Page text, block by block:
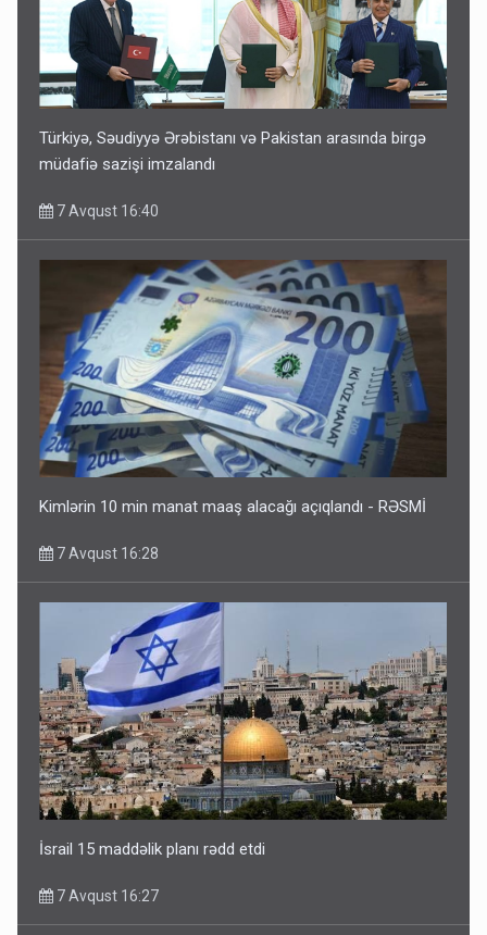
Türkiyə, Səudiyyə Ərəbistanı və Pakistan arasında birgə
müdafiə sazişi imzalandı
7 Avqust 16:40
Kimlərin 10 min manat maaş alacağı açıqlandı - RƏSMİ
7 Avqust 16:28
İsrail 15 maddəlik planı rədd etdi
7 Avqust 16:27